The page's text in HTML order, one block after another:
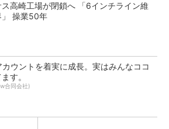
ス高崎工場が閉鎖へ 「6インチライン維
」 操業50年
カウントを着実に成長。実はみんなココ
す。
合同会社)